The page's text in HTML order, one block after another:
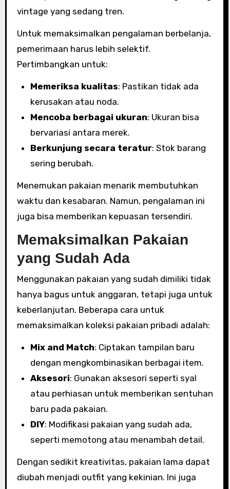
vintage yang sedang tren.
Untuk memaksimalkan pengalaman berbelanja,
pemerimaan harus lebih selektif.
Pertimbangkan untuk:
Memeriksa kualitas: Pastikan tidak ada
kerusakan atau noda.
Mencoba berbagai ukuran: Ukuran bisa
bervariasi antara merek.
Berkunjung secara teratur: Stok barang
sering berubah.
Menemukan pakaian menarik membutuhkan
waktu dan kesabaran. Namun, pengalaman ini
juga bisa memberikan kepuasan tersendiri.
Memaksimalkan Pakaian
yang Sudah Ada
Menggunakan pakaian yang sudah dimiliki tidak
hanya bagus untuk anggaran, tetapi juga untuk
keberlanjutan. Beberapa cara untuk
memaksimalkan koleksi pakaian pribadi adalah:
Mix and Match: Ciptakan tampilan baru
dengan mengkombinasikan berbagai item.
Aksesori: Gunakan aksesori seperti syal
atau perhiasan untuk memberikan sentuhan
baru pada pakaian.
DIY: Modifikasi pakaian yang sudah ada,
seperti memotong atau menambah detail.
Dengan sedikit kreativitas, pakaian lama dapat
diubah menjadi outfit yang kekinian. Ini juga